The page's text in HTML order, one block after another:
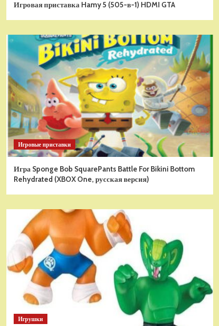
Игровая приставка Hamy 5 (505-в-1) HDMI GTA
Игровые приставки
Игра Sponge Bob SquarePants Battle For Bikini Bottom
Rehydrated (XBOX One, русская версия)
Игрушки